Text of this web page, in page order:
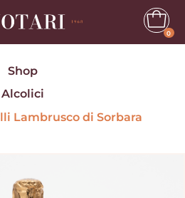
0
Shop
Alcolici
Lambrusco di Sorbara